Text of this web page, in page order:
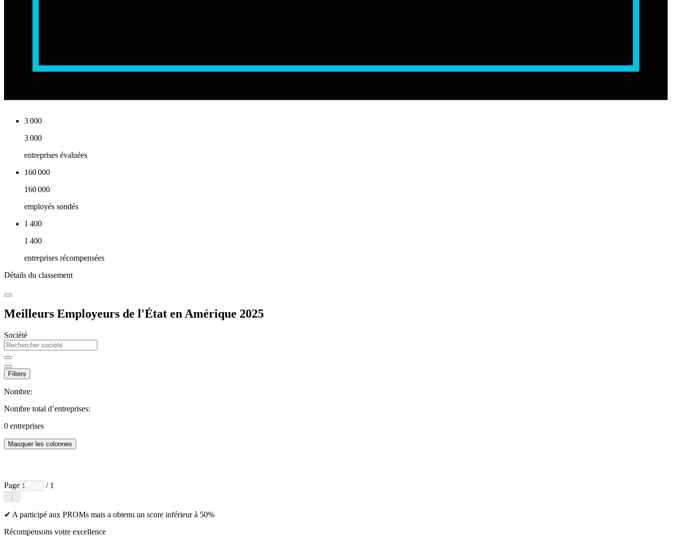
3 000
3 000
entreprises évaluées
160 000
160 000
employés sondés
1 400
1 400
entreprises récompensées
Détails du classement
Meilleurs Employeurs de l'État en Amérique 2025
Société
Filters
Nombre:
Nombre total d’entreprises:
0 entreprises
Masquer les colonnes
Page / 1
✔ A participé aux PROMs mais a obtenu un score inférieur à 50%
Récompensons votre excellence